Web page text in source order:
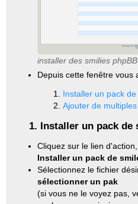
installer des smilies phpBB
Depuis cette fenêtre vous
Installer un pack
Ajouter de
1. Installer un pack de
Cliquez sur le lien
Installer un pack de
Sélectionnez le fichier
sélectionner un pak
(si vous ne le voyez pas,